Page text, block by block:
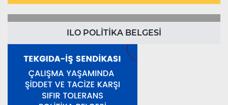
ILO POLİTİKA BELGESİ